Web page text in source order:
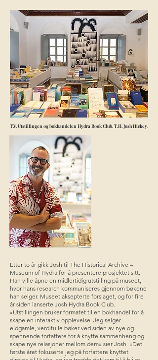
T.V. Utstillingen og bokhandelen Hydra Book Club. T.H. Josh Hickey.
Etter to år gikk Josh til The Historical Archive –
Museum of Hydra for å presentere prosjektet sitt.
Han ville åpne en midlertidig utstilling på museet,
hvor hans research kommuniseres gjennom bøkene
han selger. Museet aksepterte forslaget, og for fire
år siden lanserte Josh Hydra Book Club.
«Utstillingen bruker formatet til en bokhandel for å
skape en interaktiv opplevelse. Jeg selger
eldgamle, verdifulle bøker ved siden av nye og
spennende forfattere for å knytte sammenheng og
skape nye relasjoner mellom dem» sier Josh. «Det
første året fokuserte jeg på forfattere knyttet